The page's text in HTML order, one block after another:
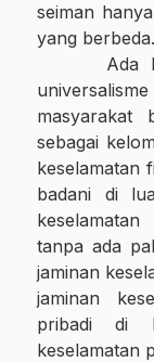
seiman
yang berbeda.
Ada
masyarakat
sebagai
keselamatan
badani di
tanpa ada
jaminan
jaminan
pribadi di
keselamatan